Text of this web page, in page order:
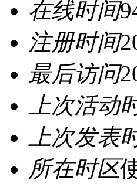
在线时间
注册时间
最后访问
上次活动
上次发表
所在时区